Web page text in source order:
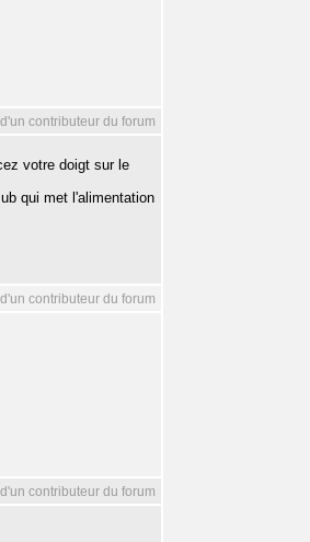
contributeur du forum
votre doigt sur le
qui met l'alimentation
contributeur du forum
contributeur du forum